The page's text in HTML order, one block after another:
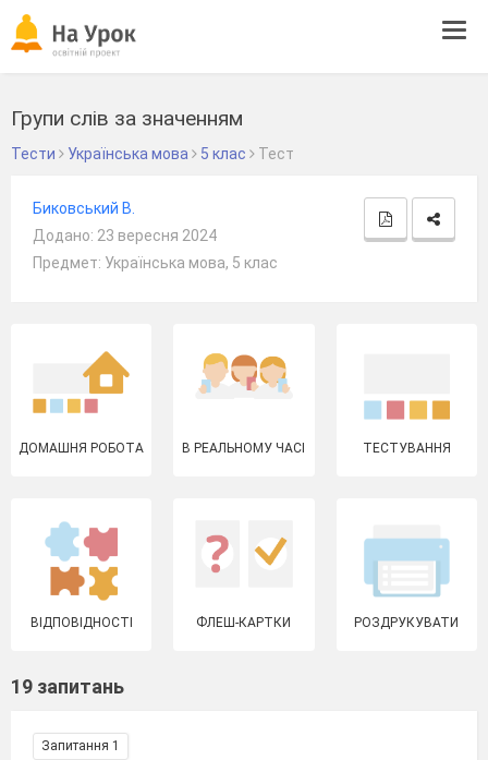
Групи слів за значенням
Тести Українська мова 5 клас Тест
Биковський В.
Додано: 23 вересня 2024
Предмет: Українська мова, 5 клас
ДОМАШНЯ РОБОТА В РЕАЛЬНОМУ ЧАСІ ТЕСТУВАННЯ
ВІДПОВІДНОСТІ ФЛЕШ-КАРТКИ РОЗДРУКУВАТИ
19 запитань
Запитання 1